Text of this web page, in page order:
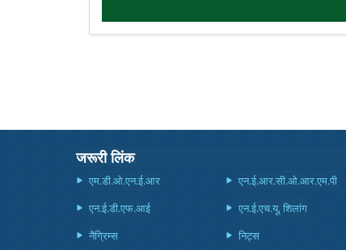
जरूरी लिंक
एम.डी.ओ.एन.ई.आर
एन.ई.आर.सी.ओ.आर.एम.पी
एन.ई.डी.एफ.आई
एन.ई.एच.यू, शिलांग
नैग्रिम्स
निट्स